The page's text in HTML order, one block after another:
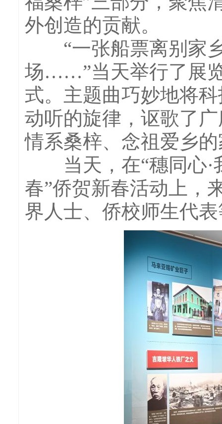
外创造的贡献。
“一张船票离别家乡
场……”当天举行了展
式。主题曲巧妙地将
动听的旋律，讴歌了
情系桑梓、念祖爱乡
当天，在“穗同心·
春”侨贺新春活动上，
界人士、侨校师生代